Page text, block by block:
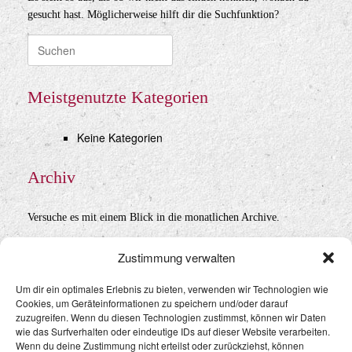
Zustimmung verwalten
Um dir ein optimales Erlebnis zu bieten, verwenden wir Technologien wie
Cookies, um Geräteinformationen zu speichern und/oder darauf
zuzugreifen. Wenn du diesen Technologien zustimmst, können wir Daten
wie das Surfverhalten oder eindeutige IDs auf dieser Website verarbeiten.
Wenn du deine Zustimmung nicht erteilst oder zurückziehst, können
gesucht hast. Möglicherweise hilft dir die Suchfunktion?
Suche
nach:
Meistgenutzte Kategorien
Keine Kategorien
Archiv
Versuche es mit einem Blick in die monatlichen Archive.
Datenschutz&Impressum